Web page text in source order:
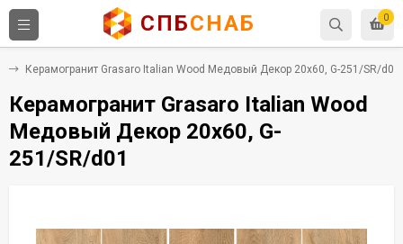
0
СПБСНАБ
Керамогранит Grasaro Italian Wood Медовый Декор 20x60, G-251/SR/d01
Керамогранит Grasaro Italian Wood
Медовый Декор 20x60, G-
251/SR/d01